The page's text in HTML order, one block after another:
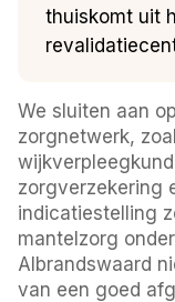
thuiskomt uit
We sluiten aan
zorgnetwerk,
zorgverzekering
indicatiestelling
mantelzorg
Albrandswaard
van een goed